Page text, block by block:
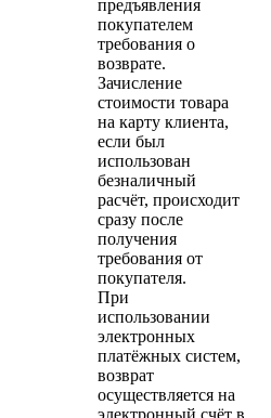
предъявления
покупателем
требования о
возврате.
Зачисление
стоимости товара
на карту клиента,
если был
использован
безналичный
расчёт, происходит
сразу после
получения
требования от
покупателя.
При
использовании
электронных
платёжных систем,
возврат
осуществляется на
электронный счёт в